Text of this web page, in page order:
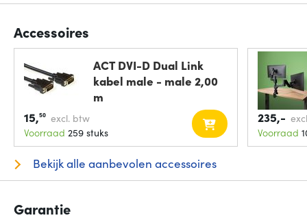
Accessoires
ACT DVI-D Dual Link
kabel male - male 2,00
m
15,50 excl. btw
Voorraad 259 stuks
235,-
Voorraad
Bekijk alle aanbevolen accessoires
Garantie